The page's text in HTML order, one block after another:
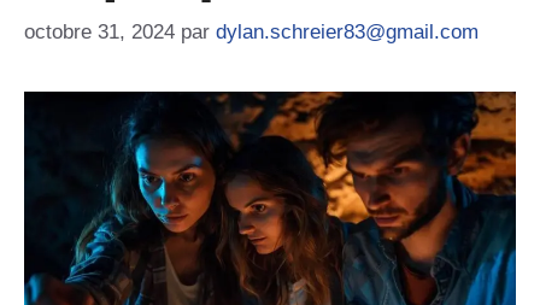
octobre 31, 2024 par dylan.schreier83@gmail.com